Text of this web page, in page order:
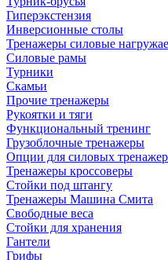
Гиперэкстензия
Инверсионные столы
Тренажеры силовые
Силовые рамы
Турники
Скамьи
Прочие тренажеры
Рукоятки и тяги
Функциональный тренинг
Грузоблочные тренажеры
Опции для силовых
Тренажеры кроссоверы
Стойки под штангу
Тренажеры Машина Смита
Свободные веса
Стойки для хранения
Гантели
Грифы